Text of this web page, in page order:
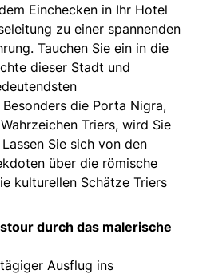
Einchecken in Ihr Hotel
zu einer spannenden
Tauchen Sie ein in die
dieser Stadt und
die Porta Nigra,
Triers, wird Sie
Sie sich von den
über die römische
kulturellen Schätze Triers
durch das malerische
Ausflug ins